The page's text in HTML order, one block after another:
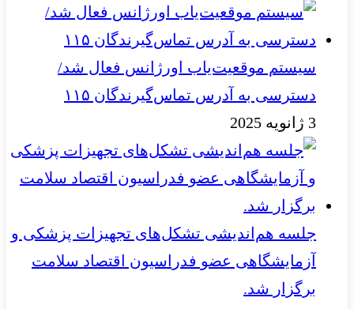
سیستم موقعیت‌یاب اورژانس فعال شد/
دسترسی به آدرس تماس‌گیرندگان ۱۱۵
3 ژانویه 2025
جلسه هم‌اندیشی تشکل‌های تجهیزات پزشکی و
آزمایشگاهی عضو فدراسیون اقتصاد سلامت
برگزار شد.